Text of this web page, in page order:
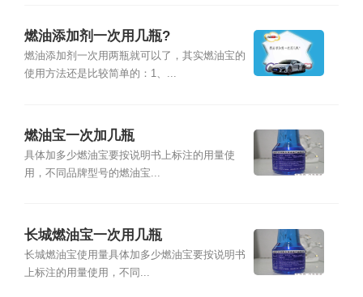
燃油添加剂一次用几瓶?
燃油添加剂一次用两瓶就可以了，其实燃油宝的
使用方法还是比较简单的：1、...
燃油宝一次加几瓶
具体加多少燃油宝要按说明书上标注的用量使
用，不同品牌型号的燃油宝...
长城燃油宝一次用几瓶
长城燃油宝使用量具体加多少燃油宝要按说明书
上标注的用量使用，不同...